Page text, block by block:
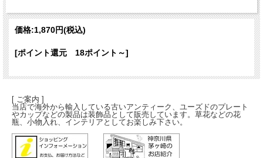
価格:1,870円(税込)
[ポイント還元 18ポイント～]
[ ご案内 ]
当店で海外から輸入している古いアンティーク、ユーズドのプレート
やカップなどの製品は装飾品として販売しています。草花などの花
瓶、小物入れ、インテリアとしてお楽しみ下さい。